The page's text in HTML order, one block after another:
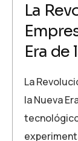
La
Era de
La
la Nueva